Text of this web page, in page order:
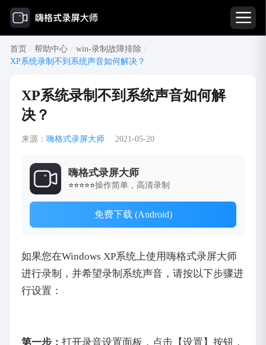
首页 / 帮助中心 / win-录制故障排除 /
XP系统录制不到系统声音如何解决？
XP系统录制不到系统声音如何解
决？
来源： 嗨格式录屏大师 2021-05-20
嗨格式录屏大师
⭐⭐⭐⭐⭐操作简单，高清录制
免费下载 (Android)
如果您在Windows XP系统上使用嗨格式录屏大师
进行录制，并希望录制系统声音，请按以下步骤进
行设置：
第一步： 打开录音设置面板，点击【设置】按钮，